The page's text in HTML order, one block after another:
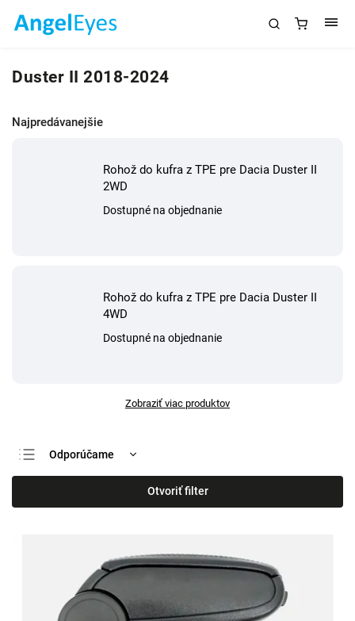
Duster II 2018-2024
Najpredávanejšie
Rohož do kufra z TPE pre Dacia Duster II
2WD
Dostupné na objednanie
Rohož do kufra z TPE pre Dacia Duster II
4WD
Dostupné na objednanie
Zobraziť viac produktov
Odporúčame
Najlacnejšie
Najdrahšie
Otvoriť filter